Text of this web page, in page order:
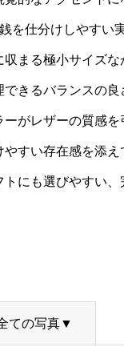
を仕分けしやすい
まる極小サイズな
きるバランスの良
がレザーの質感を
すい存在感を添え
トにも選びやすい、
ての写真▼